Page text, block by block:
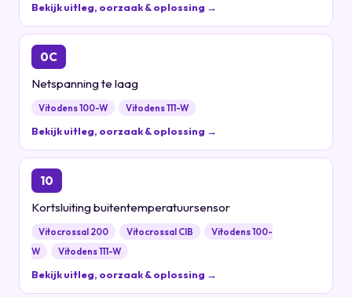
Bekijk uitleg, oorzaak & oplossing →
0C
Netspanning te laag
Vitodens 100-W Vitodens 111-W
Bekijk uitleg, oorzaak & oplossing →
10
Kortsluiting buitentemperatuursensor
Vitocrossal 200 Vitocrossal CIB
Vitodens 100-
W
Vitodens 111-W
Bekijk uitleg, oorzaak & oplossing →